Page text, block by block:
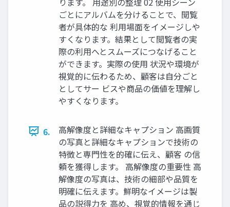
ごとにアルバムを分けることで、閲覧
者が具体的な 利用場面をイメージしや
すくなります。結果として閲覧者の実
際の利用へとスムーズにつなげること
ができます。実際の使用 状況や環境が
視覚的に伝わるため、顧客は自分ごと
としてサー ビスや商品の価値を理解し
やすくなります。
6.
高解像度と詳細なキャプション 高画質
の写真と詳細なキャプションで技術の
特徴と専門性を的確に伝え、顧客 の信
頼を獲得します。 高解像度の重要性 高
解像度の写真は、技術の細部や品質を
明確に伝えます。鮮明なイメージは製
品の説得力を 高め、視覚的情報を通じ